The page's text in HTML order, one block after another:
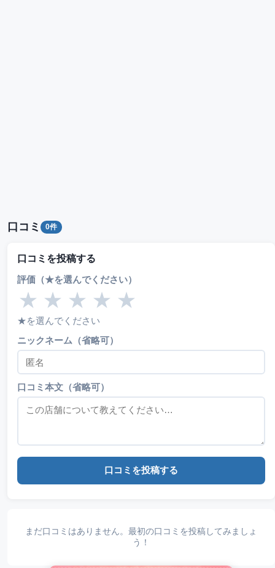
口コミ 0件
口コミを投稿する
評価（★を選んでください）
★ ★ ★ ★ ★
★を選んでください
ニックネーム（省略可）
口コミ本文（省略可）
口コミを投稿する
まだ口コミはありません。最初の口コミを投稿してみましょ
う！